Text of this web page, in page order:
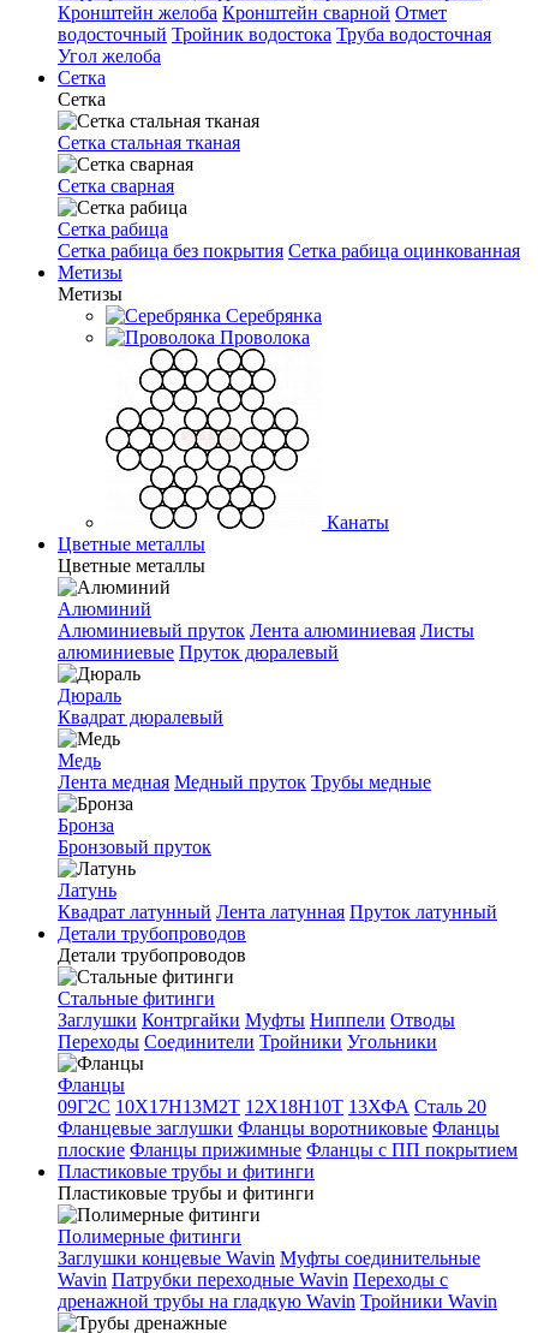
Кронштейн желоба Кронштейн сварной Отмет
водосточный Тройник водостока Труба водосточная
Угол желоба
Сетка
Сетка
Сетка стальная тканая
Сетка сварная
Сетка рабица
Сетка рабица без покрытия Сетка рабица оцинкованная
Метизы
Метизы
Серебрянка
Проволока
Канаты
Цветные металлы
Цветные металлы
Алюминий
Алюминиевый пруток Лента алюминиевая Листы
алюминиевые Пруток дюралевый
Дюраль
Квадрат дюралевый
Медь
Лента медная Медный пруток Трубы медные
Бронза
Бронзовый пруток
Латунь
Квадрат латунный Лента латунная Пруток латунный
Детали трубопроводов
Детали трубопроводов
Стальные фитинги
Заглушки Контргайки Муфты Ниппели Отводы
Переходы Соединители Тройники Угольники
Фланцы
09Г2С 10Х17Н13М2Т 12Х18Н10Т 13ХФА Сталь 20
Фланцевые заглушки Фланцы воротниковые Фланцы
плоские Фланцы прижимные Фланцы с ПП покрытием
Пластиковые трубы и фитинги
Пластиковые трубы и фитинги
Полимерные фитинги
Заглушки концевые Wavin Муфты соединительные
Wavin Патрубки переходные Wavin Переходы с
дренажной трубы на гладкую Wavin Тройники Wavin